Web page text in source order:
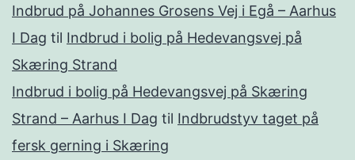
Indbrud på Johannes Grosens Vej i Egå – Aarhus
I Dag til Indbrud i bolig på Hedevangsvej på
Skæring Strand
Indbrud i bolig på Hedevangsvej på Skæring
Strand – Aarhus I Dag til Indbrudstyv taget på
fersk gerning i Skæring